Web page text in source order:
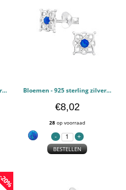
Tros - 925 sterling zilver Oorstekers Halfedelsteen PCJW49231 Bloemen - 925 sterling zilver Oorstekers Halfedelsteen PCJW49207
€8,02
28 op voorraad
BESTELLEN